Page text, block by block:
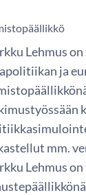
Lehmus
ja
mm.
Lehmus